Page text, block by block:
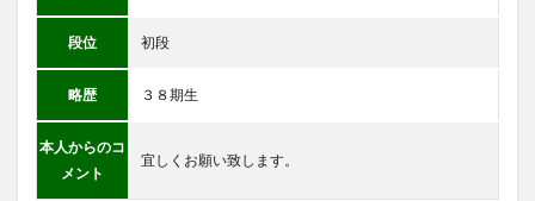
段位 初段
略歴 ３８期生
本人からのコ
メント
宜しくお願い致します。